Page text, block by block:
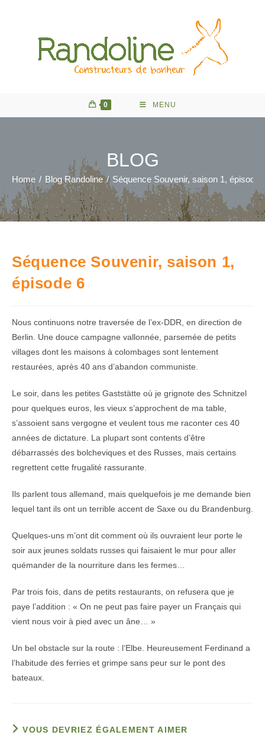
0 MENU
BLOG
Home / Blog Randoline / Séquence Souvenir, saison 1, épisode
Séquence Souvenir, saison 1,
épisode 6
Nous continuons notre traversée de l’ex-DDR, en direction de
Berlin. Une douce campagne vallonnée, parsemée de petits
villages dont les maisons à colombages sont lentement
restaurées, après 40 ans d’abandon communiste.
Le soir, dans les petites Gaststätte où je grignote des Schnitzel
pour quelques euros, les vieux s’approchent de ma table,
s’assoient sans vergogne et veulent tous me raconter ces 40
années de dictature. La plupart sont contents d’être
débarrassés des bolcheviques et des Russes, mais certains
regrettent cette frugalité rassurante.
Ils parlent tous allemand, mais quelquefois je me demande bien
lequel tant ils ont un terrible accent de Saxe ou du Brandenburg.
Quelques-uns m’ont dit comment où ils ouvraient leur porte le
soir aux jeunes soldats russes qui faisaient le mur pour aller
quémander de la nourriture dans les fermes…
Par trois fois, dans de petits restaurants, on refusera que je
paye l’addition : « On ne peut pas faire payer un Français qui
vient nous voir à pied avec un âne… »
Un bel obstacle sur la route : l’Elbe. Heureusement Ferdinand a
l’habitude des ferries et grimpe sans peur sur le pont des
bateaux.
VOUS DEVRIEZ ÉGALEMENT AIMER